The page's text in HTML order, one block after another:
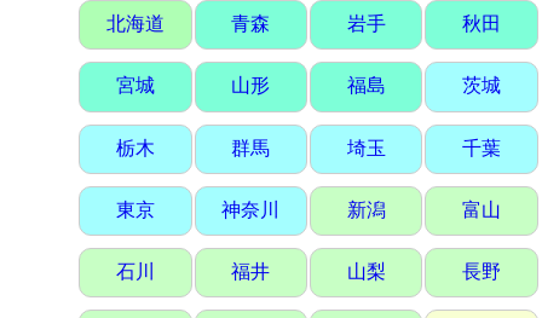
北海道 青森 岩手 秋田
宮城 山形 福島 茨城
栃木 群馬 埼玉 千葉
東京 神奈川 新潟 富山
石川 福井 山梨 長野